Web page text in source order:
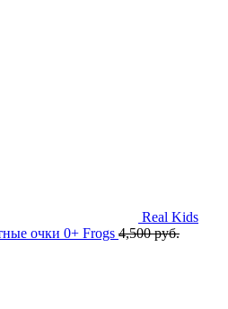
Real Kids
очки 0+ Frogs 4,500руб.